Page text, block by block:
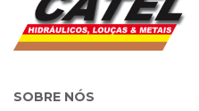
SOBRE NÓS